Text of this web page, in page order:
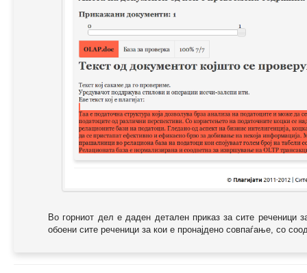
Во горниот дел е даден детален приказ за сите реченици
обоени сите реченици за кои е пронајдено совпаѓање, со